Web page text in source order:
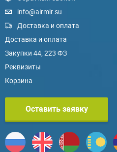
info@airmir.su
Доставка и оплата
Доставка и оплата
Закупки 44, 223 ФЗ
Реквизиты
Корзина
Оставить заявку